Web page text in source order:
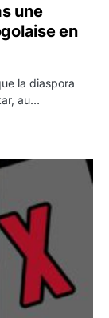
une
en
la diaspora
au…